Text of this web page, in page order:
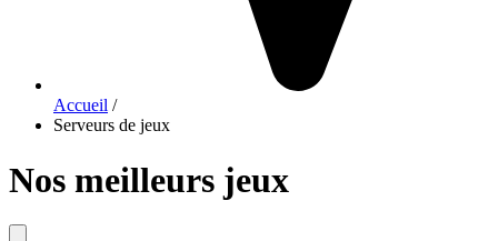
Accueil /
Serveurs de jeux
Nos meilleurs jeux